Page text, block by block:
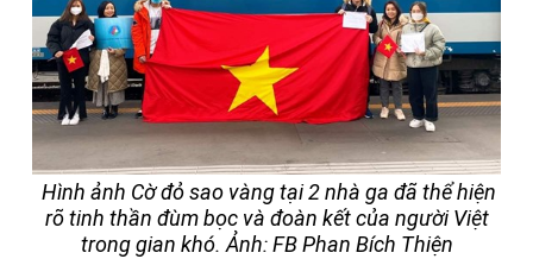
Hình ảnh Cờ đỏ sao vàng tại 2 nhà ga đã thể hiện
rõ tinh thần đùm bọc và đoàn kết của người Việt
trong gian khó. Ảnh: FB Phan Bích Thiện